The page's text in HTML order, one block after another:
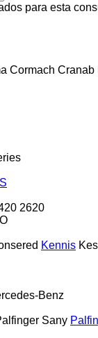
para esta
Cormach Cranab
2620
Kennis
Benz
Sany